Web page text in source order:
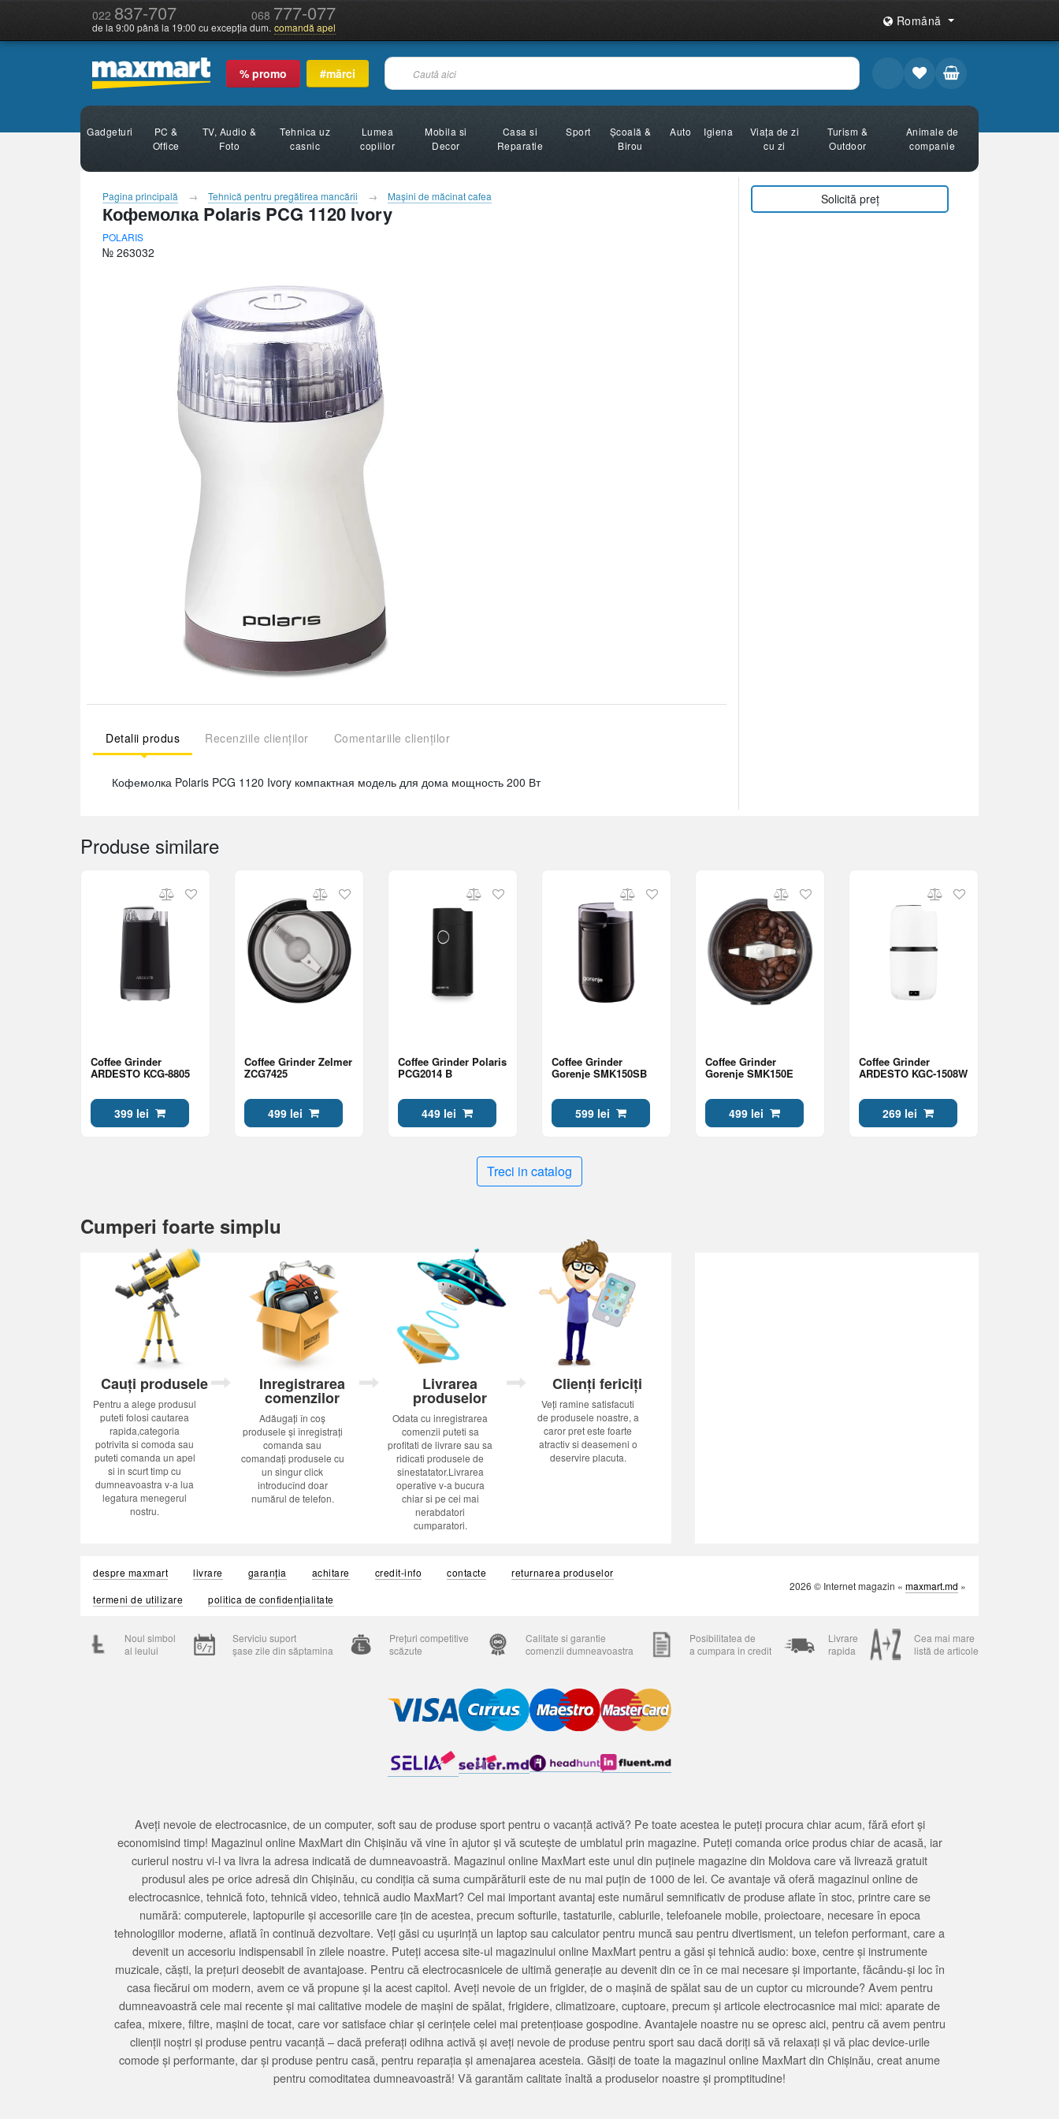
022 837-707 068 777-077
de la 9:00 până la 19:00 cu excepția dum. comandă apel Română
% promo #mărci
Gadgeturi
PC &
Office
TV, Audio &
Foto
Tehnica uz
casnic
Lumea
copiilor
Mobila si
Decor
Casa si
Reparatie
Sport
Şcoală &
Birou
Auto Igiena
Viața de zi
cu zi
Turism &
Outdoor
Animale de
companie
Pagina principală Tehnică pentru pregătirea mancării Maşini de măcinat cafea
Кофемолка Polaris PCG 1120 Ivory
POLARIS
№ 263032
Detalii produs Recenziile clienților Comentariile clienților
Кофемолка Polaris PCG 1120 Ivory компактная модель для дома мощность 200 Вт
Solicită preț
Produse similare
Coffee Grinder
ARDESTO KCG-8805
399 lei
Coffee Grinder Zelmer
ZCG7425
499 lei
Coffee Grinder Polaris
PCG2014 B
449 lei
Coffee Grinder
Gorenje SMK150SB
599 lei
Coffee Grinder
Gorenje SMK150E
499 lei
Coffee Grinder
ARDESTO KGC-1508W
269 lei
Treci in catalog
Cumperi foarte simplu
Cauți produsele
Pentru a alege produsul
puteti folosi cautarea
rapida,categoria
potrivita si comoda sau
puteti comanda un apel
si in scurt timp cu
dumneavoastra v-a lua
legatura menegerul
nostru.
Inregistrarea
comenzilor
Adăugați în coș
produsele și înregistrați
comanda sau
comandați produsele cu
un singur click
introducînd doar
numărul de telefon.
Livrarea
produselor
Odata cu inregistrarea
comenzii puteti sa
profitati de livrare sau sa
ridicati produsele de
sinestatator.Livrarea
operative v-a bucura
chiar si pe cei mai
nerabdatori
cumparatori.
Clienți fericiți
Veți ramine satisfacuti
de produsele noastre, a
caror pret este foarte
atractiv si deasemeni o
deservire placuta.
despre maxmart livrare garanția achitare credit-info contacte
returnarea produselor
termeni de utilizare
politica de confidențialitate
2026 © Internet magazin « maxmart.md »
Noul simbol
al leului
Serviciu suport
șase zile din săptamina
Prețuri competitive
scăzute
Calitate si garantie
comenzii dumneavoastra
Posibilitatea de
a cumpara in credit
Livrare
rapida
Cea mai mare
listă de articole
Aveți nevoie de electrocasnice, de un computer, soft sau de produse sport pentru o vacanță activă? Pe toate acestea le puteți procura chiar acum, fără efort și
economisind timp! Magazinul online MaxMart din Chișinău vă vine în ajutor și vă scutește de umblatul prin magazine. Puteți comanda orice produs chiar de acasă, iar
curierul nostru vi-l va livra la adresa indicată de dumneavoastră. Magazinul online MaxMart este unul din puținele magazine din Moldova care vă livrează gratuit
produsul ales pe orice adresă din Chișinău, cu condiția că suma cumpărăturii este de nu mai puțin de 1000 de lei. Ce avantaje vă oferă magazinul online de
electrocasnice, tehnică foto, tehnică video, tehnică audio MaxMart? Cel mai important avantaj este numărul semnificativ de produse aflate în stoc, printre care se
numără: computerele, laptopurile și accesoriile care țin de acestea, precum softurile, tastaturile, cablurile, telefoanele mobile, proiectoare, necesare în epoca
tehnologiilor moderne, aflată în continuă dezvoltare. Veți găsi cu ușurință un laptop sau calculator pentru muncă sau pentru divertisment, un telefon performant, care a
devenit un accesoriu indispensabil în zilele noastre. Puteți accesa site-ul magazinului online MaxMart pentru a găsi și tehnică audio: boxe, centre și instrumente
muzicale, căști, la prețuri deosebit de avantajoase. Pentru că electrocasnicele de ultimă generație au devenit din ce în ce mai necesare și importante, făcându-și loc în
casa fiecărui om modern, avem ce vă propune și la acest capitol. Aveți nevoie de un frigider, de o mașină de spălat sau de un cuptor cu microunde? Avem pentru
dumneavoastră cele mai recente și mai calitative modele de mașini de spălat, frigidere, climatizoare, cuptoare, precum și articole electrocasnice mai mici: aparate de
cafea, mixere, filtre, mașini de tocat, care vor satisface chiar și cerințele celei mai pretențioase gospodine. Avantajele noastre nu se opresc aici, pentru că avem pentru
clienții noștri și produse pentru vacanță – dacă preferați odihna activă și aveți nevoie de produse pentru sport sau dacă doriți să vă relaxați și vă plac device-urile
comode și performante, dar și produse pentru casă, pentru reparația și amenajarea acesteia. Găsiți de toate la magazinul online MaxMart din Chișinău, creat anume
pentru comoditatea dumneavoastră! Vă garantăm calitate înaltă a produselor noastre și promptitudine!